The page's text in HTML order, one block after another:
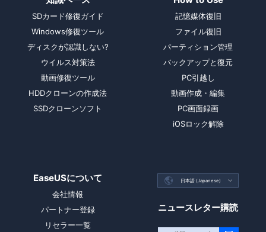
SDカード修復ガイド
Windows修復ツール
ディスクが認識しない?
ウイルス対策法
動画修復ツール
HDDクローンの作成法
SSDクローンソフト
記憶媒体復旧
ファイル復旧
パーティション管理
バックアップと復元
PC引越し
動画作成・編集
PC画面録画
iOSロック解除
EaseUSについて
会社情報
パートナー登録
リセラー一覧
 日本語 (Japanese) 
ニュースレター購読